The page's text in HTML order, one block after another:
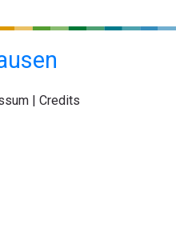
|Credits